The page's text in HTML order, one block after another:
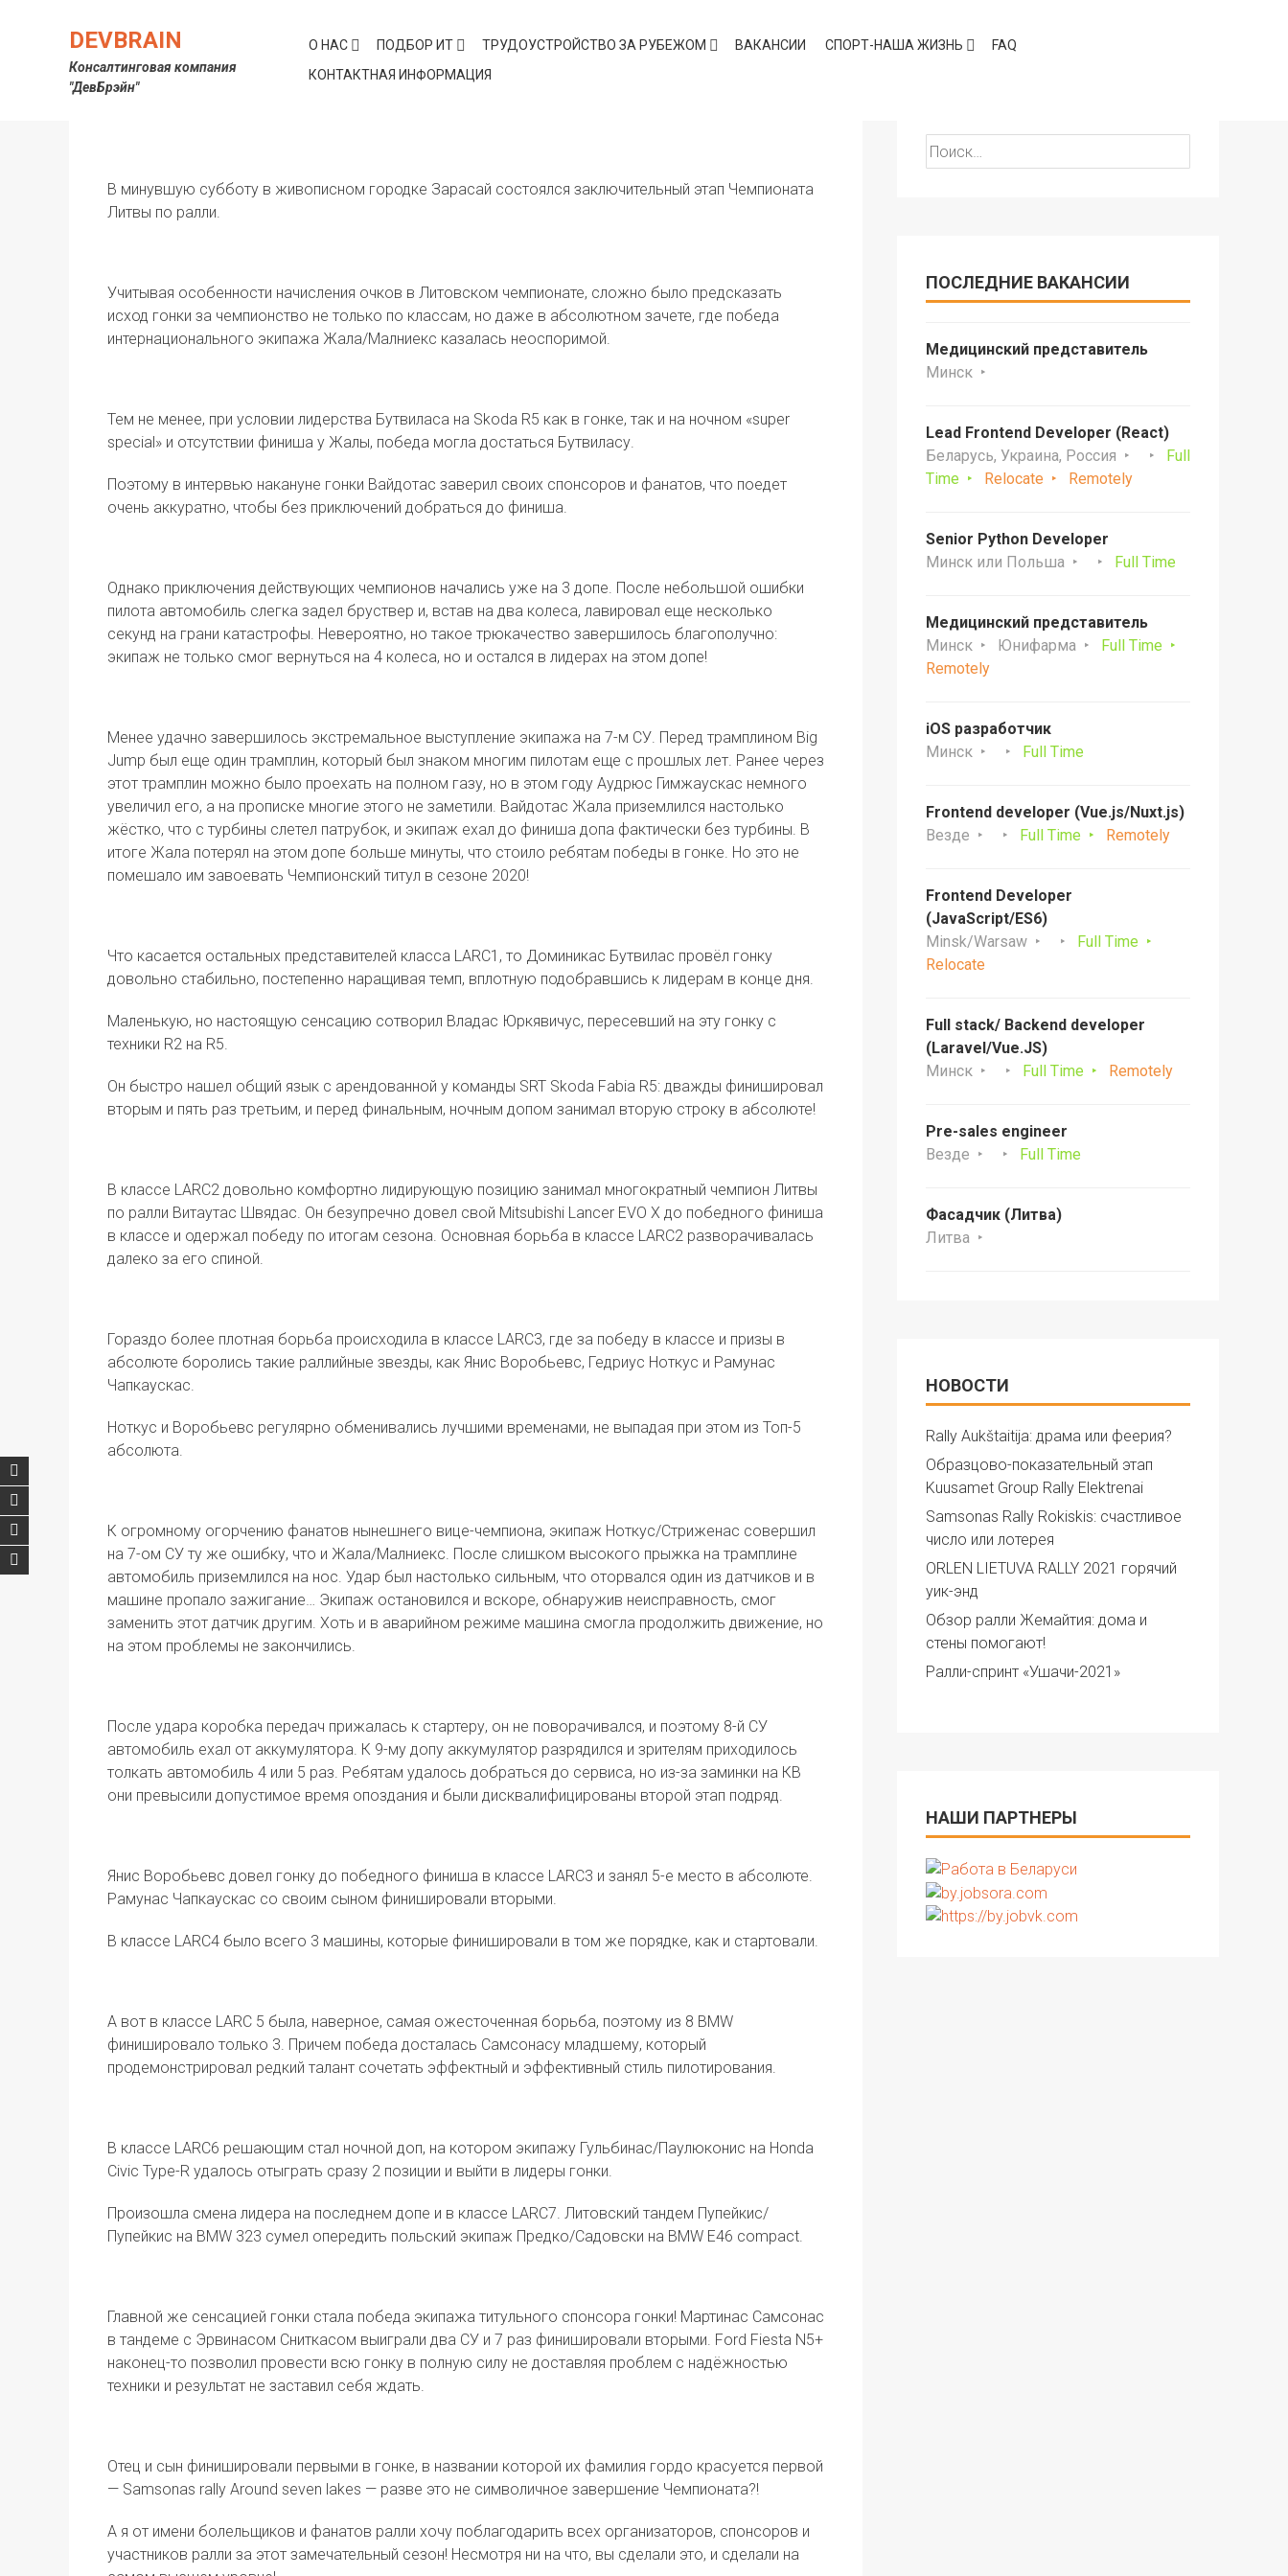
DEVBRAIN
Консалтинговая компания
"ДевБрэйн"
О НАС ПОДБОР ИТ ТРУДОУСТРОЙСТВО ЗА РУБЕЖОМ ВАКАНСИИ СПОРТ-НАША ЖИЗНЬ
FAQ
КОНТАКТНАЯ ИНФОРМАЦИЯ
В минувшую субботу в живописном городке Зарасай состоялся заключительный этап Чемпионата
Литвы по ралли.
Учитывая особенности начисления очков в Литовском чемпионате, сложно было предсказать
исход гонки за чемпионство не только по классам, но даже в абсолютном зачете, где победа
интернационального экипажа Жала/Малниекс казалась неоспоримой.
Тем не менее, при условии лидерства Бутвиласа на Skoda R5 как в гонке, так и на ночном «super
special» и отсутствии финиша у Жалы, победа могла достаться Бутвиласу.
Поэтому в интервью накануне гонки Вайдотас заверил своих спонсоров и фанатов, что поедет
очень аккуратно, чтобы без приключений добраться до финиша.
Однако приключения действующих чемпионов начались уже на 3 допе. После небольшой ошибки
пилота автомобиль слегка задел бруствер и, встав на два колеса, лавировал еще несколько
секунд на грани катастрофы. Невероятно, но такое трюкачество завершилось благополучно:
экипаж не только смог вернуться на 4 колеса, но и остался в лидерах на этом допе!
Менее удачно завершилось экстремальное выступление экипажа на 7-м СУ. Перед трамплином Big
Jump был еще один трамплин, который был знаком многим пилотам еще с прошлых лет. Ранее через
этот трамплин можно было проехать на полном газу, но в этом году Аудрюс Гимжаускас немного
увеличил его, а на прописке многие этого не заметили. Вайдотас Жала приземлился настолько
жёстко, что с турбины слетел патрубок, и экипаж ехал до финиша допа фактически без турбины. В
итоге Жала потерял на этом допе больше минуты, что стоило ребятам победы в гонке. Но это не
помешало им завоевать Чемпионский титул в сезоне 2020!
Что касается остальных представителей класса LARC1, то Доминикас Бутвилас провёл гонку
довольно стабильно, постепенно наращивая темп, вплотную подобравшись к лидерам в конце дня.
Маленькую, но настоящую сенсацию сотворил Владас Юркявичус, пересевший на эту гонку с
техники R2 на R5.
Он быстро нашел общий язык с арендованной у команды SRT Skoda Fabia R5: дважды финишировал
вторым и пять раз третьим, и перед финальным, ночным допом занимал вторую строку в абсолюте!
В классе LARC2 довольно комфортно лидирующую позицию занимал многократный чемпион Литвы
по ралли Витаутас Швядас. Он безупречно довел свой Mitsubishi Lancer EVO X до победного финиша
в классе и одержал победу по итогам сезона. Основная борьба в классе LARC2 разворачивалась
далеко за его спиной.
Гораздо более плотная борьба происходила в классе LARC3, где за победу в классе и призы в
абсолюте боролись такие раллийные звезды, как Янис Воробьевс, Гедриус Ноткус и Рамунас
Чапкаускас.
Ноткус и Воробьевс регулярно обменивались лучшими временами, не выпадая при этом из Топ-5
абсолюта.
К огромному огорчению фанатов нынешнего вице-чемпиона, экипаж Ноткус/Стриженас совершил
на 7-ом СУ ту же ошибку, что и Жала/Малниекс. После слишком высокого прыжка на трамплине
автомобиль приземлился на нос. Удар был настолько сильным, что оторвался один из датчиков и в
машине пропало зажигание… Экипаж остановился и вскоре, обнаружив неисправность, смог
заменить этот датчик другим. Хоть и в аварийном режиме машина смогла продолжить движение, но
на этом проблемы не закончились.
После удара коробка передач прижалась к стартеру, он не поворачивался, и поэтому 8-й СУ
автомобиль ехал от аккумулятора. К 9-му допу аккумулятор разрядился и зрителям приходилось
толкать автомобиль 4 или 5 раз. Ребятам удалось добраться до сервиса, но из-за заминки на КВ
они превысили допустимое время опоздания и были дисквалифицированы второй этап подряд.
Янис Воробьевс довел гонку до победного финиша в классе LARC3 и занял 5-е место в абсолюте.
Рамунас Чапкаускас со своим сыном финишировали вторыми.
В классе LARC4 было всего 3 машины, которые финишировали в том же порядке, как и стартовали.
А вот в классе LARC 5 была, наверное, самая ожесточенная борьба, поэтому из 8 BMW
финишировало только 3. Причем победа досталась Самсонасу младшему, который
продемонстрировал редкий талант сочетать эффектный и эффективный стиль пилотирования.
В классе LARC6 решающим стал ночной доп, на котором экипажу Гульбинас/Паулюконис на Honda
Civic Type-R удалось отыграть сразу 2 позиции и выйти в лидеры гонки.
Произошла смена лидера на последнем допе и в классе LARC7. Литовский тандем Пупейкис/
Пупейкис на BMW 323 сумел опередить польский экипаж Предко/Садовски на BMW E46 compact.
Главной же сенсацией гонки стала победа экипажа титульного спонсора гонки! Мартинас Самсонас
в тандеме с Эрвинасом Сниткасом выиграли два СУ и 7 раз финишировали вторыми. Ford Fiesta N5+
наконец-то позволил провести всю гонку в полную силу не доставляя проблем с надёжностью
техники и результат не заставил себя ждать.
Отец и сын финишировали первыми в гонке, в названии которой их фамилия гордо красуется первой
— Samsonas rally Around seven lakes — разве это не символичное завершение Чемпионата?!
А я от имени болельщиков и фанатов ралли хочу поблагодарить всех организаторов, спонсоров и
участников ралли за этот замечательный сезон! Несмотря ни на что, вы сделали это, и сделали на
Найти:
ПОСЛЕДНИЕ ВАКАНСИИ
Медицинский представитель
Минск
Lead Frontend Developer (React)
Беларусь, Украина, Россия
Full
Time
Relocate Remotely
Senior Python Developer
Минск или Польша
Full Time
Медицинский представитель
Минск
Юнифарма
Full Time
Remotely
iOS разработчик
Минск
Full Time
Frontend developer (Vue.js/Nuxt.js)
Везде
Full Time Remotely
Frontend Developer
(JavaScript/ES6)
Minsk/Warsaw
Full Time
Relocate
Full stack/ Backend developer
(Laravel/Vue.JS)
Минск
Full Time Remotely
Pre-sales engineer
Везде
Full Time
Фасадчик (Литва)
Литва
НОВОСТИ
Rally Aukštaitija: драма или феерия?
Образцово-показательный этап
Kuusamet Group Rally Elektrenai
Samsonas Rally Rokiskis: счастливое
число или лотерея
ORLEN LIETUVA RALLY 2021 горячий
уик-энд
Обзор ралли Жемайтия: дома и
стены помогают!
Ралли-спринт «Ушачи-2021»
НАШИ ПАРТНЕРЫ